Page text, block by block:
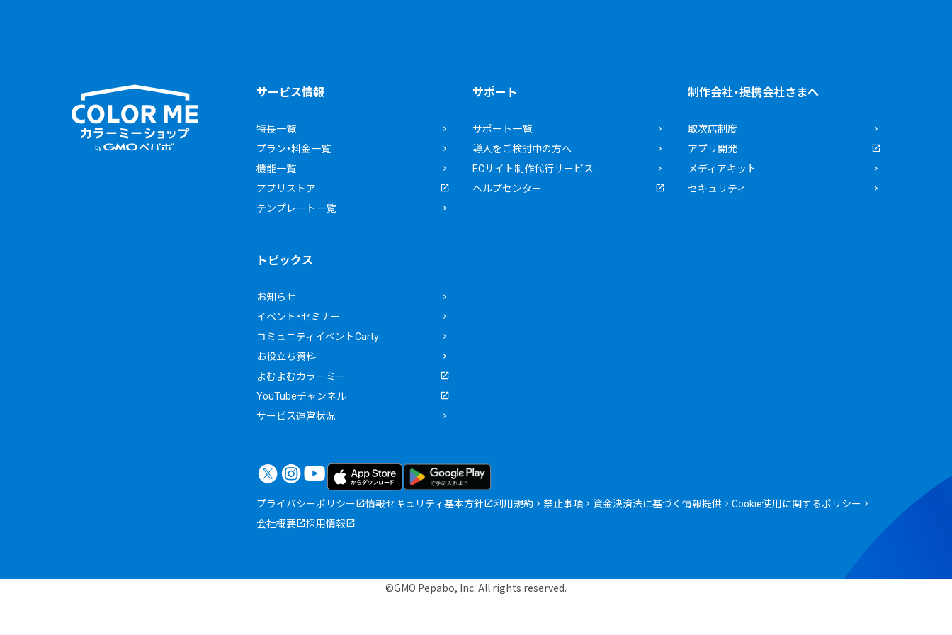
サービス情報
特長一覧
プラン・料金一覧
機能一覧
アプリストア
テンプレート一覧
サポート
サポート一覧
導入をご検討中の方へ
ECサイト制作代行サービス
ヘルプセンター
制作会社・提携会社さまへ
取次店制度
アプリ開発
メディアキット
セキュリティ
トピックス
お知らせ
イベント・セミナー
コミュニティイベントCarty
お役立ち資料
よむよむカラーミー
YouTubeチャンネル
サービス運営状況
プライバシーポリシー 情報セキュリティ基本方針 利用規約 禁止事項 資金決済法に基づく情報提供
Cookie使用に関するポリシー
会社概要
採用情報
©GMO Pepabo, Inc. All rights reserved.